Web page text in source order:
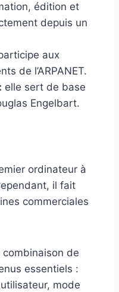
édition et
depuis un
aux
de l’ARPANET.
elle sert de base
Engelbart.
ordinateur à
il fait
commerciales
de
essentiels :
mode